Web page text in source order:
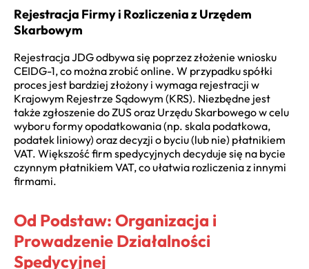
Rejestracja Firmy i Rozliczenia z Urzędem
Skarbowym
Rejestracja JDG odbywa się poprzez złożenie wniosku
CEIDG-1, co można zrobić online. W przypadku spółki
proces jest bardziej złożony i wymaga rejestracji w
Krajowym Rejestrze Sądowym (KRS). Niezbędne jest
także zgłoszenie do ZUS oraz Urzędu Skarbowego w celu
wyboru formy opodatkowania (np. skala podatkowa,
podatek liniowy) oraz decyzji o byciu (lub nie) płatnikiem
VAT. Większość firm spedycyjnych decyduje się na bycie
czynnym płatnikiem VAT, co ułatwia rozliczenia z innymi
firmami.
Od Podstaw: Organizacja i
Prowadzenie Działalności
Spedycyjnej